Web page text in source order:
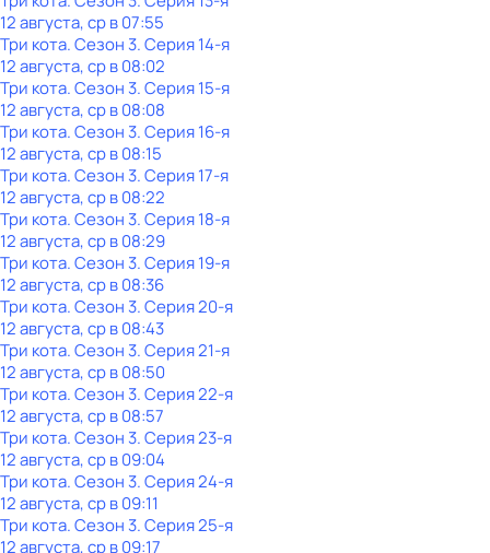
12 августа, ср в 07:55
Три кота. Сезон 3. Серия 14-я
12 августа, ср в 08:02
Три кота. Сезон 3. Серия 15-я
12 августа, ср в 08:08
Три кота. Сезон 3. Серия 16-я
12 августа, ср в 08:15
Три кота. Сезон 3. Серия 17-я
12 августа, ср в 08:22
Три кота. Сезон 3. Серия 18-я
12 августа, ср в 08:29
Три кота. Сезон 3. Серия 19-я
12 августа, ср в 08:36
Три кота. Сезон 3. Серия 20-я
12 августа, ср в 08:43
Три кота. Сезон 3. Серия 21-я
12 августа, ср в 08:50
Три кота. Сезон 3. Серия 22-я
12 августа, ср в 08:57
Три кота. Сезон 3. Серия 23-я
12 августа, ср в 09:04
Три кота. Сезон 3. Серия 24-я
12 августа, ср в 09:11
Три кота. Сезон 3. Серия 25-я
12 августа, ср в 09:17